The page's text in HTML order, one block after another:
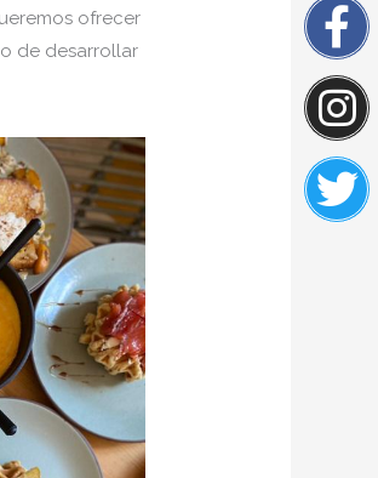
ofrecer
de desarrollar